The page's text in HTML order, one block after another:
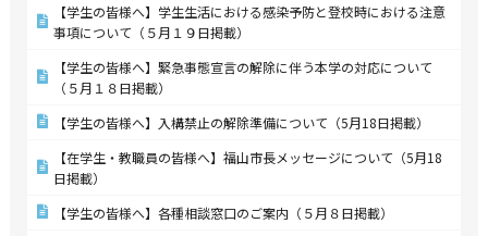
【学生の皆様へ】学生生活における感染予防と登校時における注意
事項について（５月１９日掲載）
【学生の皆様へ】緊急事態宣言の解除に伴う本学の対応について
（５月１８日掲載）
【学生の皆様へ】入構禁止の解除準備について（5月18日掲載）
【在学生・教職員の皆様へ】福山市長メッセージについて（5月18
日掲載）
【学生の皆様へ】各種相談窓口のご案内（５月８日掲載）